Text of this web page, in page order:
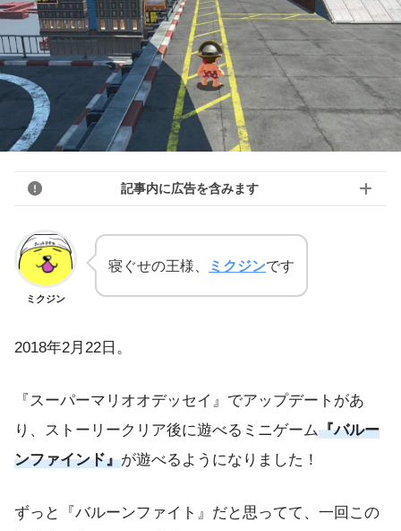
記事内に広告を含みます
ミクジン
寝ぐせの王様、 ミクジンです
2018年2月22日。
『スーパーマリオオデッセイ』でアップデートがあ
り、ストーリークリア後に遊べるミニゲーム『バルー
ンファインド』が遊べるようになりました！
ずっと『バルーンファイト』だと思ってて、一回この